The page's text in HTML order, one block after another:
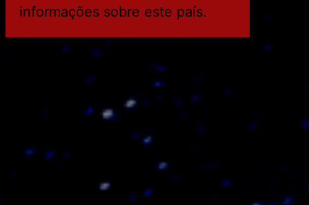
informações sobre este país.